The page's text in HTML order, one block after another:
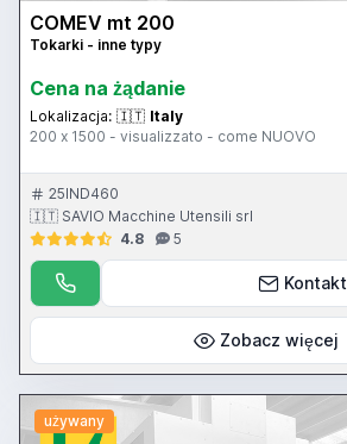
COMEV mt 200
Tokarki - inne typy
Cena na żądanie
Lokalizacja: 🇮🇹 Italy
200 x 1500 - visualizzato - come NUOVO
25IND460
🇮🇹 SAVIO Macchine Utensili srl
4.8
5
Kontakt
Zobacz więcej
używany